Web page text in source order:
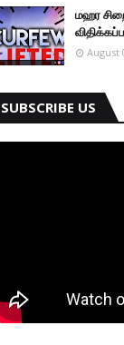
மஹர
August
SUBSCRIBE US